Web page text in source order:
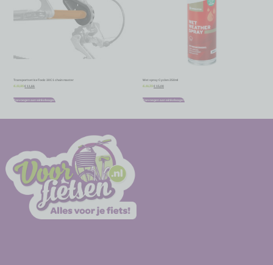
Transportset IceToolz 30C1 chain master
€ 12,95 € 11,66
Toevoegen aan winkelwagen
Wet spray Cyclon 250ml
€ 16,75 € 15,08
Toevoegen aan winkelwagen